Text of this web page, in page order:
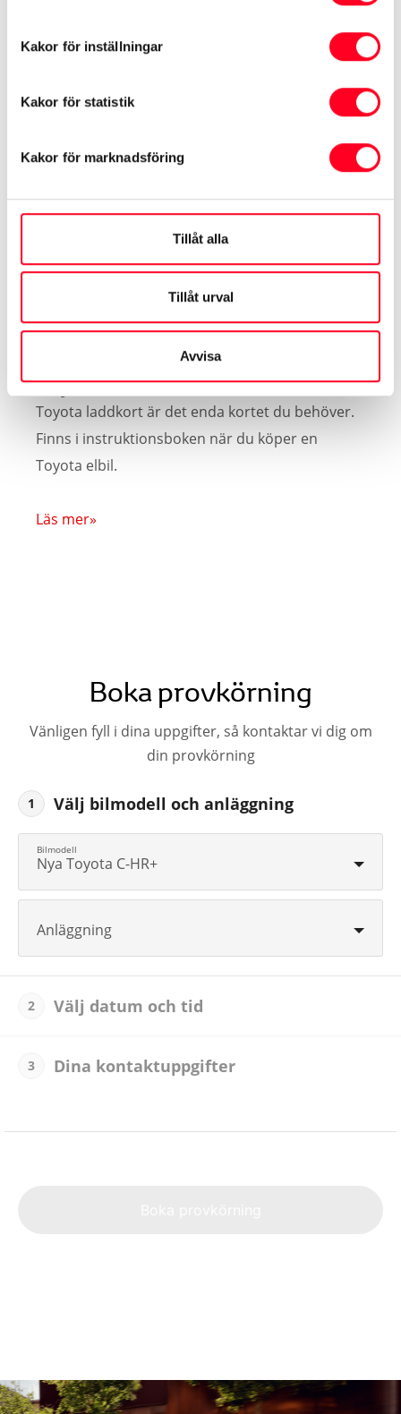
Kakor för inställningar
Kakor för statistik
Kakor för marknadsföring
Tillåt alla
Tillåt urval
Avvisa
Toyota Laddkort
Toyota laddkort är det enda kortet du behöver.
Finns i instruktionsboken när du köper en
Toyota elbil.
Läs mer»
Boka provkörning
Vänligen fyll i dina uppgifter, så kontaktar vi dig om
din provkörning
1 Välj bilmodell och anläggning
Nya Toyota C-HR+
Anläggning
2 Välj datum och tid
3 Dina kontaktuppgifter